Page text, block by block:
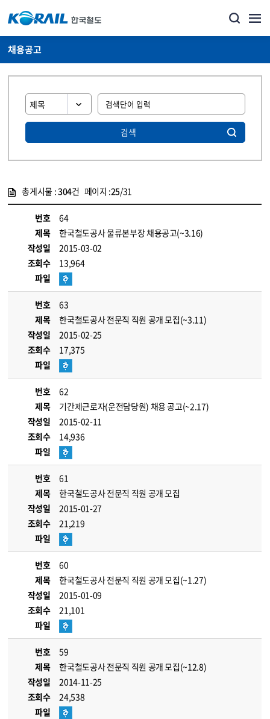
채용공고
검색
총게시물 :304건 페이지 :25/31
번호
64
제목
한국철도공사 물류본부장 채용공고(~3.16)
작성일
2015-03-02
조회수
13,964
파일
번호
63
제목
한국철도공사 전문직 직원 공개 모집(~3.11)
작성일
2015-02-25
조회수
17,375
파일
번호
62
제목
기간제근로자(운전담당원) 채용 공고(~2.17)
작성일
2015-02-11
조회수
14,936
파일
번호
61
제목
한국철도공사 전문직 직원 공개 모집
작성일
2015-01-27
조회수
21,219
파일
번호
60
제목
한국철도공사 전문직 직원 공개 모집(~1.27)
작성일
2015-01-09
조회수
21,101
파일
번호
59
제목
한국철도공사 전문직 직원 공개 모집(~12.8)
작성일
2014-11-25
조회수
24,538
파일